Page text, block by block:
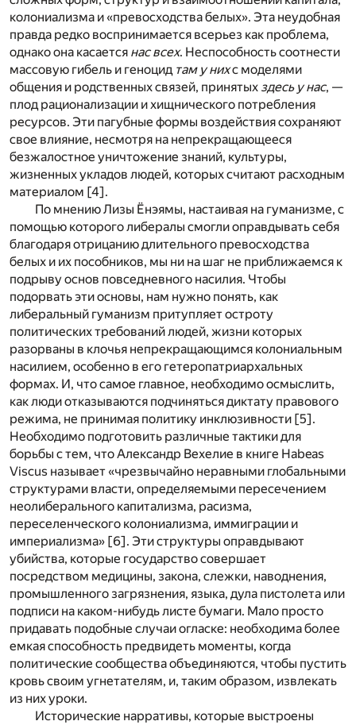
колониализма и «превосходства белых». Эта неудобная
правда редко воспринимается всерьез как проблема,
однако она касается нас всех. Неспособность соотнести
массовую гибель и геноцид там у нихс моделями
общения и родственных связей, принятых здесь у нас, —
плод рационализации и хищнического потребления
ресурсов. Эти пагубные формы воздействия сохраняют
свое влияние, несмотря на непрекращающееся
безжалостное уничтожение знаний, культуры,
жизненных укладов людей, которых считают расходным
материалом [4].
По мнению Лизы Ёнэямы, настаивая на гуманизме, с
помощью которого либералы смогли оправдывать себя
благодаря отрицанию длительного превосходства
белых и их пособников, мы ни на шаг не приближаемся к
подрыву основ повседневного насилия. Чтобы
подорвать эти основы, нам нужно понять, как
либеральный гуманизм притупляет остроту
политических требований людей, жизни которых
разорваны в клочья непрекращающимся колониальным
насилием, особенно в его гетеропатриархальных
формах. И, что самое главное, необходимо осмыслить,
как люди отказываются подчиняться диктату правового
режима, не принимая политику инклюзивности [5].
Необходимо подготовить различные тактики для
борьбы с тем, что Александр Вехелие в книге Habeas
Viscus называет «чрезвычайно неравными глобальными
структурами власти, определяемыми пересечением
неолиберального капитализма, расизма,
переселенческого колониализма, иммиграции и
империализма» [6]. Эти структуры оправдывают
убийства, которые государство совершает
посредством медицины, закона, слежки, наводнения,
промышленного загрязнения, языка, дула пистолета или
подписи на каком-нибудь листе бумаги. Мало просто
придавать подобные случаи огласке: необходима более
емкая способность предвидеть моменты, когда
политические сообщества объединяются, чтобы пустить
кровь своим угнетателям, и, таким образом, извлекать
из них уроки.
Исторические нарративы, которые выстроены